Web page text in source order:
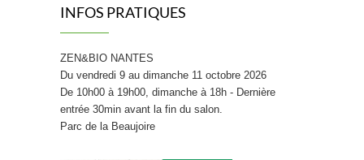
INFOS PRATIQUES
ZEN&BIO NANTES
Du vendredi 9 au dimanche 11 octobre 2026
De 10h00 à 19h00, dimanche à 18h - Dernière
entrée 30min avant la fin du salon.
Parc de la Beaujoire